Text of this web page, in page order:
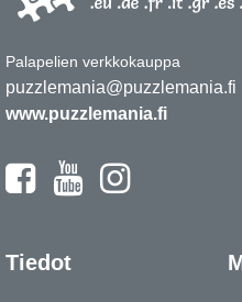
Palapelien verkkokauppa
puzzlemania@puzzlemania.fi
www.puzzlemania.fi
Tiedot